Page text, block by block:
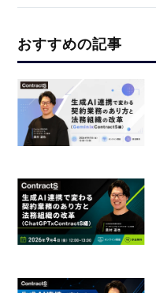
おすすめの記事